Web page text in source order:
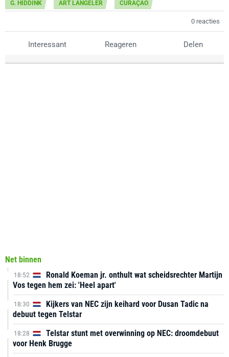
G. HIDDINK ART LANGELER CURAÇAO
0 reacties
Interessant Reageren Delen
Net binnen
18:52
Ronald Koeman jr. onthult wat scheidsrechter Martijn
Vos tegen hem zei: 'Heel apart'
18:30
Kijkers van NEC zijn keihard voor Dusan Tadic na
debuut tegen Telstar
18:28
Telstar stunt met overwinning op NEC: droomdebuut
voor Henk Brugge